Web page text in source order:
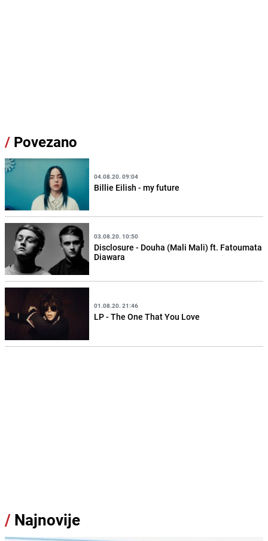
/ Povezano
04.08.20. 09:04
Billie Eilish - my future
03.08.20. 10:50
Disclosure - Douha (Mali Mali) ft. Fatoumata
Diawara
01.08.20. 21:46
LP - The One That You Love
/ Najnovije